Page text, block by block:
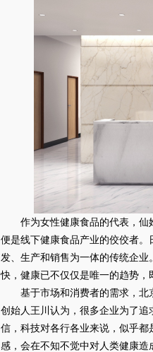
作为女性健康食品的代表，
便是线下健康食品产业的佼佼者
发、生产和销售为一体的传统企
快，健康已不仅仅是唯一的趋势，
基于市场和消费者的需求，
创始人王川认为，很多企业为了
信，科技对各行各业来说，似乎
感，会在不知不觉中对人类健康造